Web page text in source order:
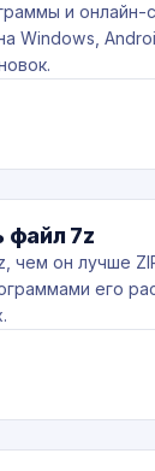
и онлайн-
Windows,
файл 7z
чем он лучше
его